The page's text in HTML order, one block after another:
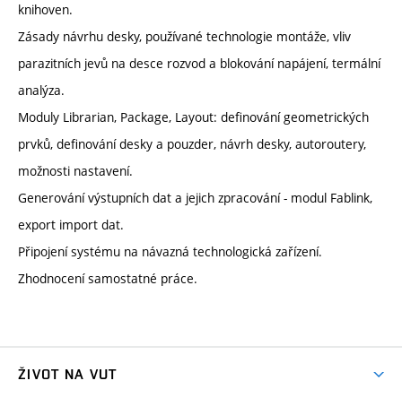
knihoven.
Zásady návrhu desky, používané technologie montáže, vliv
parazitních jevů na desce rozvod a blokování napájení, termální
analýza.
Moduly Librarian, Package, Layout: definování geometrických
prvků, definování desky a pouzder, návrh desky, autoroutery,
možnosti nastavení.
Generování výstupních dat a jejich zpracování - modul Fablink,
export import dat.
Připojení systému na návazná technologická zařízení.
Zhodnocení samostatné práce.
ŽIVOT NA VUT